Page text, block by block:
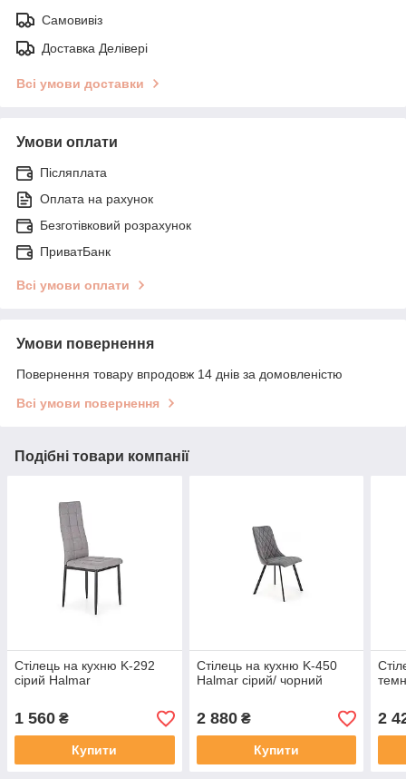
Самовивіз
Доставка Делівері
Всі умови доставки
Умови оплати
Післяплата
Оплата на рахунок
Безготівковий розрахунок
ПриватБанк
Всі умови оплати
Умови повернення
Повернення товару впродовж 14 днів за домовленістю
Всі умови повернення
Подібні товари компанії
Стілець на кухню K-292
сірий Halmar
1 560 ₴
Купити
Стілець на кухню K-450
Halmar сірий/ чорний
2 880₴
Купити
2